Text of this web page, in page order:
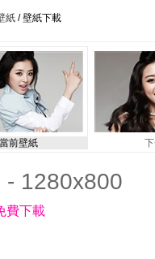
紙 / 壁紙下載
當前壁紙
- 1280x800
費下載